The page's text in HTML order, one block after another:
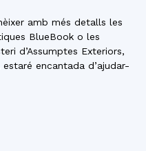
amb més detalls les
BlueBook o les
d’Assumptes Exteriors,
encantada d’ajudar-